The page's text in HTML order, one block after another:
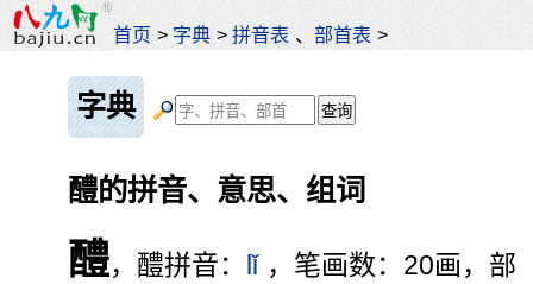
首页 > 字典 >拼音表 、部首表 >
字典
醴的拼音、意思、组词
醴，醴拼音： lǐ ，笔画数：20画，部